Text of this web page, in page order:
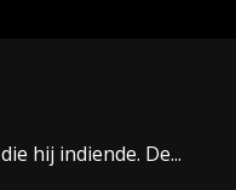
hij indiende. De...